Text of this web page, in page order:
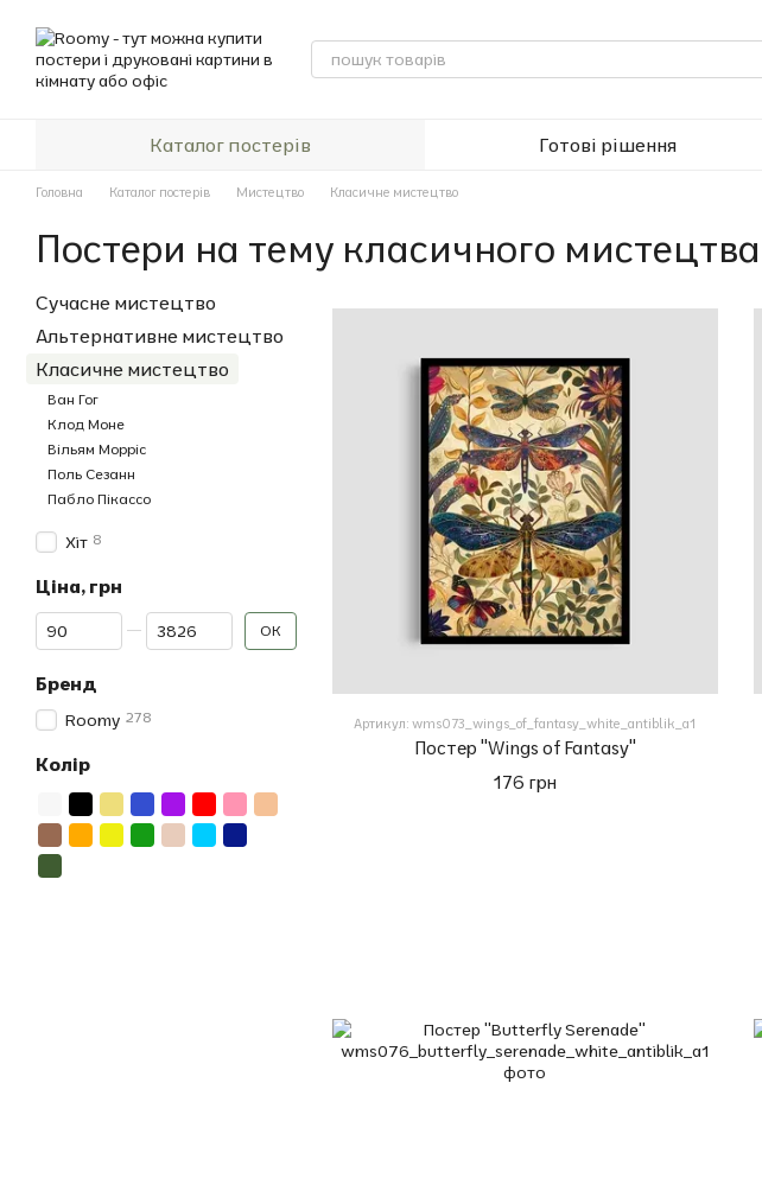
Каталог постерів Готові рішення
Головна Каталог постерів Мистецтво Класичне мистецтво
Постери на тему класичного мистецтва
Артикул: wms073_wings_of_fantasy_white_antiblik_a1
Постер "Wings of Fantasy"
176 грн
Сучасне мистецтво
Альтернативне мистецтво
Класичне мистецтво
Ван Гог
Клод Моне
Вільям Морріс
Поль Сезанн
Пабло Пікассо
Хіт 8
Ціна, грн
Від Ціна, грн
До Ціна, грн ОК
Бренд
Roomy 278
Колір